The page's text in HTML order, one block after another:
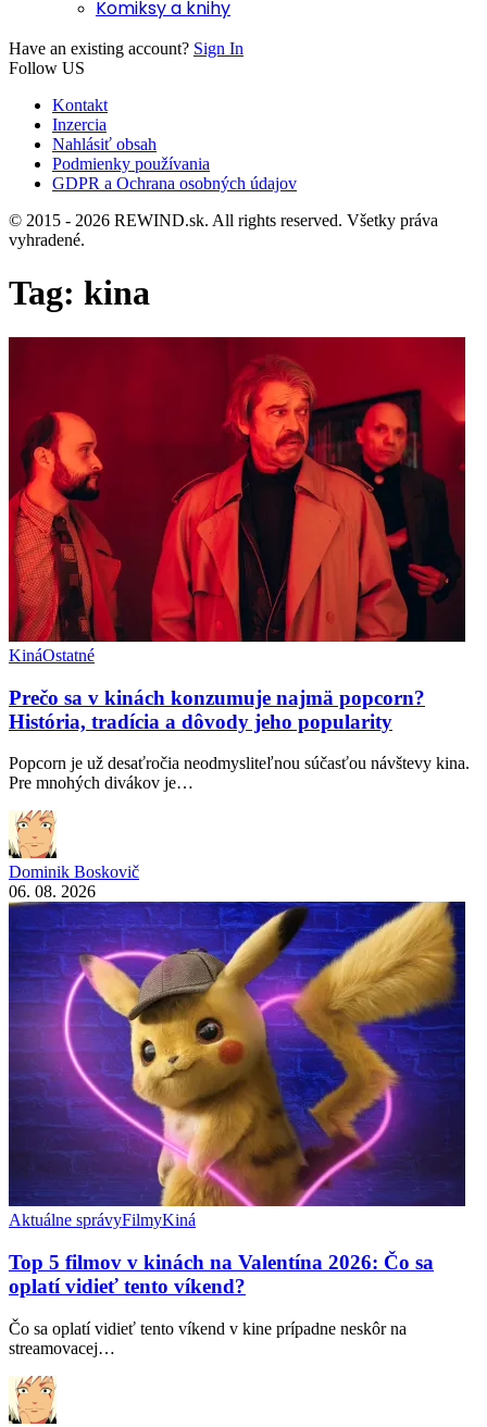
Komiksy a knihy
Have an existing account? Sign In
Follow US
Kontakt
Inzercia
Nahlásiť obsah
Podmienky používania
GDPR a Ochrana osobných údajov
© 2015 - 2026 REWIND.sk. All rights reserved. Všetky práva
vyhradené.
Tag: kina
KináOstatné
Prečo sa v kinách konzumuje najmä popcorn?
História, tradícia a dôvody jeho popularity
Popcorn je už desaťročia neodmysliteľnou súčasťou návštevy kina.
Pre mnohých divákov je…
Dominik Boskovič
06. 08. 2026
Aktuálne správyFilmyKiná
Top 5 filmov v kinách na Valentína 2026: Čo sa
oplatí vidieť tento víkend?
Čo sa oplatí vidieť tento víkend v kine prípadne neskôr na
streamovacej…